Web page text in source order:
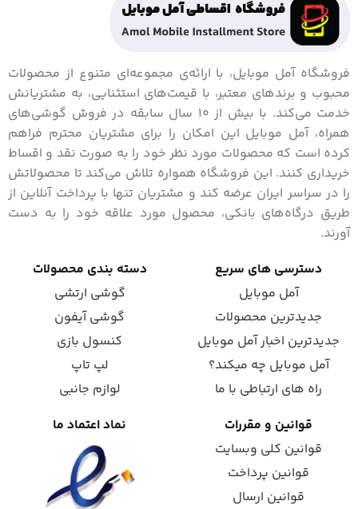
فروشگاه آمل موبایل، با ارائه‌ی مجموعه‌ای متنوع از محصولات
محبوب و برندهای معتبر، با قیمت‌های استثنایی، به مشتریانش
خدمت می‌کند. با بیش از 10 سال سابقه در فروش گوشی‌های
همراه، آمل موبایل این امکان را برای مشتریان محترم فراهم
کرده است که محصولات مورد نظر خود را به صورت نقد و اقساط
خریداری کنند. این فروشگاه همواره تلاش می‌کند تا محصولاتش
را در سراسر ایران عرضه کند و مشتریان تنها با پرداخت آنلاین از
طریق درگاه‌های بانکی، محصول مورد علاقه خود را به دست
آورند.
دسترسی های سریع
آمل موبایل
جدیدترین محصولات
جدیدترین اخبار آمل موبایل
آمل موبایل چه میکند؟
راه های ارتباطی با ما
دسته بندی محصولات
گوشی ارتشی
گوشی آیفون
کنسول بازی
لپ تاپ
لوازم جانبی
قوانین و مقررات
قوانین کلی وبسایت
قوانین پرداخت
قوانین ارسال
نماد اعتماد ما